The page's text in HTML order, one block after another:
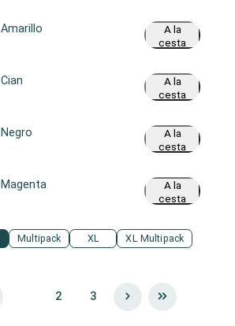
Multipack XL XL Multipack
Amarillo
A la
cesta
Cian
A la
cesta
Negro
A la
cesta
Magenta
A la
cesta
2 3